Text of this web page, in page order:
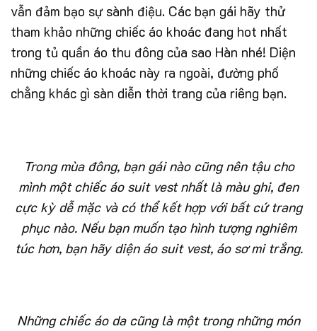
vẫn đảm bạo sự sành điệu. Các bạn gái hãy thử
tham khảo những chiếc áo khoác đang hot nhất
trong tủ quần áo thu đông của sao Hàn nhé! Diện
những chiếc áo khoác này ra ngoài, đường phố
chẳng khác gì sàn diễn thời trang của riêng bạn.
Trong mùa đông, bạn gái nào cũng nên tậu cho
mình một chiếc áo suit vest nhất là màu ghi, đen
cực kỳ dễ mặc và có thể kết hợp với bất cứ trang
phục nào. Nếu bạn muốn tạo hình tượng nghiêm
túc hơn, bạn hãy diện áo suit vest, áo sơ mi trắng.
Những chiếc áo da cũng là một trong những món